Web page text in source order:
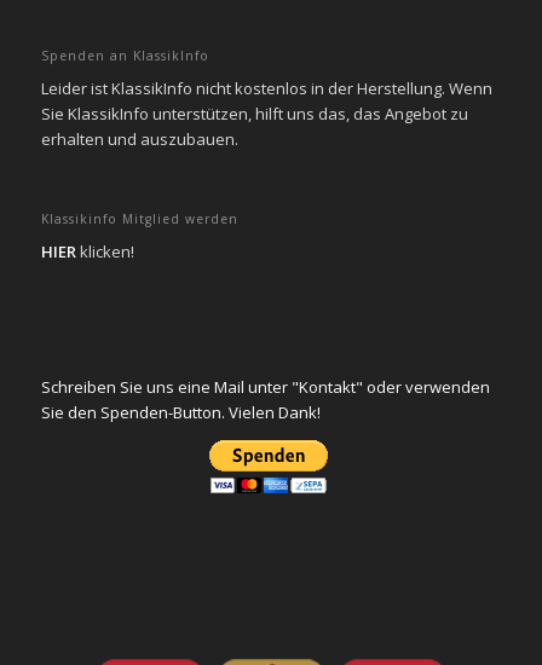
Spenden an KlassikInfo
Leider ist KlassikInfo nicht kostenlos in der Herstellung. Wenn
Sie KlassikInfo unterstützen, hilft uns das, das Angebot zu
erhalten und auszubauen.
Klassikinfo Mitglied werden
HIERklicken!
Schreiben Sie uns eine Mail unter "Kontakt" oder verwenden
Sie den Spenden-Button. Vielen Dank!